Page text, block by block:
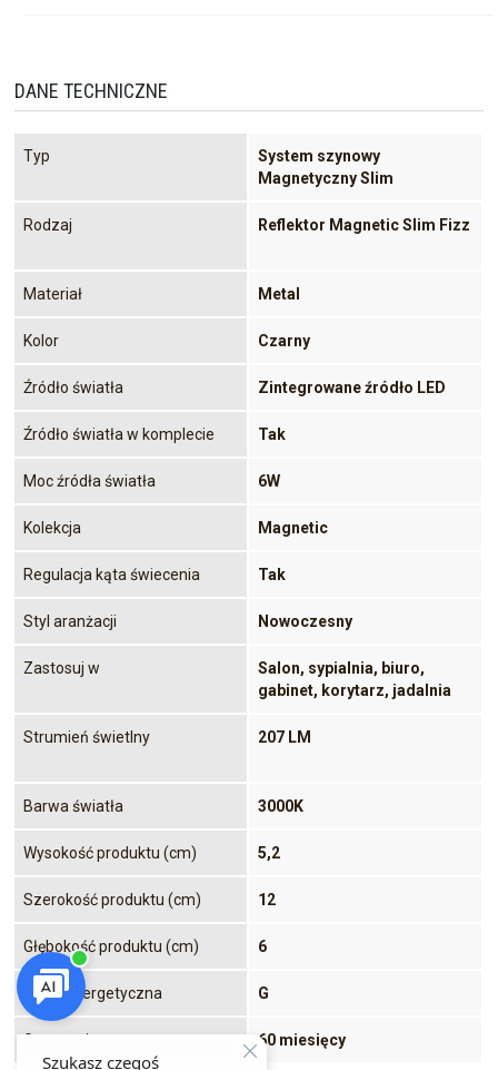
DANE TECHNICZNE
Typ
System szynowy
Magnetyczny Slim
Rodzaj Reflektor Magnetic Slim Fizz
Materiał Metal
Kolor Czarny
Źródło światła Zintegrowane źródło LED
Źródło światła w komplecie Tak
Moc źródła światła 6W
Kolekcja Magnetic
Regulacja kąta świecenia Tak
Styl aranżacji Nowoczesny
Zastosuj w
Salon, sypialnia, biuro,
gabinet, korytarz, jadalnia
Strumień świetlny 207 LM
Barwa światła 3000K
Wysokość produktu (cm) 5,2
Szerokość produktu (cm) 12
Głębokość produktu (cm) 6
Klasa energetyczna G
Gwarancja 60 miesięcy